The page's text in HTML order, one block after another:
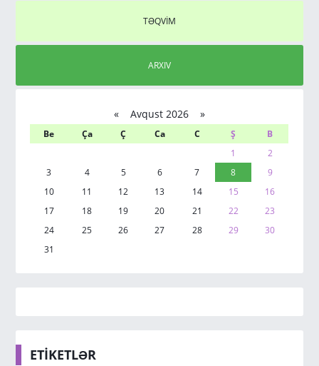
TƏQVİM
ARXIV
«Avqust 2026 »
Be Ça Ç Ca C Ş
B
1
2
3
4 5 6 7 8
9
10
11 12 13 14 15
16
17
18 19 20 21 22
23
24
25 26 27 28 29
30
31
ETİKETLƏR